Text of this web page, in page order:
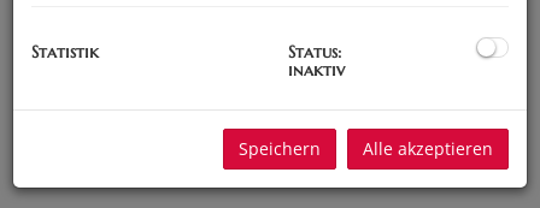
Bäder: 2 | WCs: 4
Statistik
Status:
inaktiv
Speichern Alle akzeptieren